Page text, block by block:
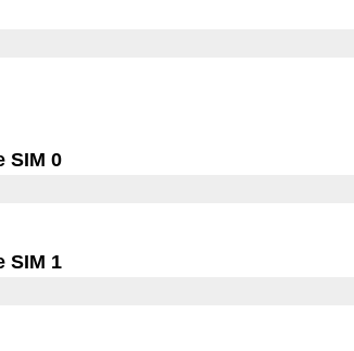
SIM 0
SIM 1